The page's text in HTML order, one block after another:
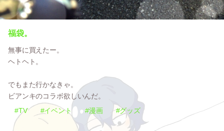
福袋。
無事に買えたー。
ヘトヘト。
でもまた行かなきゃ。
ビアンキのコラボ欲しいんだ。
#TV
#イベント #漫画 #グッズ